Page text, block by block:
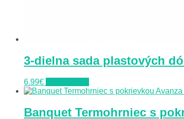
3-dielna sada plastových
6.99€
Banquet Termohrniec s